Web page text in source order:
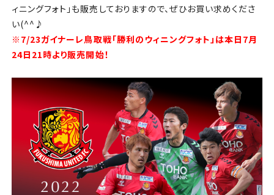
まちづくり
NPO
その他
ィニングフォト」も販売しておりますので、ぜひお買い求めくださ
い(^^♪
※7/23ガイナーレ鳥取戦「勝利のウィニングフォト」は本日7月
24日21時より販売開始！